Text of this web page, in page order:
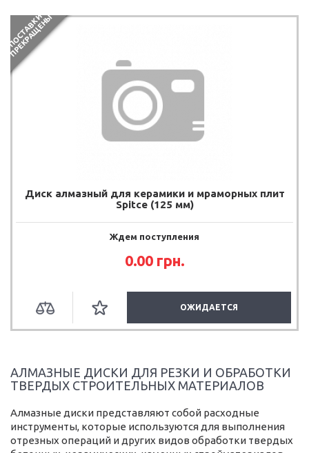
П
О
С
Т
А
В
К
И
П
Р
Е
К
Р
А
Щ
Е
Н
Ы
Диск алмазный для керамики и мраморных плит
Spitce (125 мм)
Ждем поступления
0.00 грн.
ОЖИДАЕТСЯ
АЛМАЗНЫЕ ДИСКИ ДЛЯ РЕЗКИ И ОБРАБОТКИ
ТВЕРДЫХ СТРОИТЕЛЬНЫХ МАТЕРИАЛОВ
Алмазные диски представляют собой расходные
инструменты, которые используются для выполнения
отрезных операций и других видов обработки твердых